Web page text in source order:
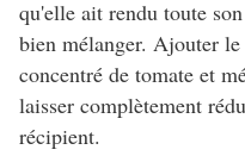
qu'elle ait rendu toute
bien mélanger. Ajouter
concentré de tomate et
laisser complètement
récipient.